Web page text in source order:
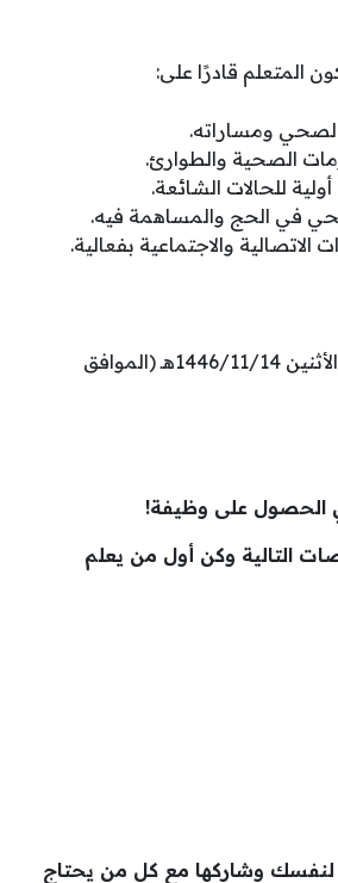
المتعلم قادرًا على:
ومساراته.
الصحية والطوارئ.
للحالات الشائعة.
في الحج والمساهمة فيه.
الاتصالية والاجتماعية بفعالية.
التقديم يبدأ من يوم الأثنين 1446/11/14هـ (الموافق
الحصول على وظيفة!
التالية وكن أول من يعلم
لنفسك وشاركها مع كل من يحتاج